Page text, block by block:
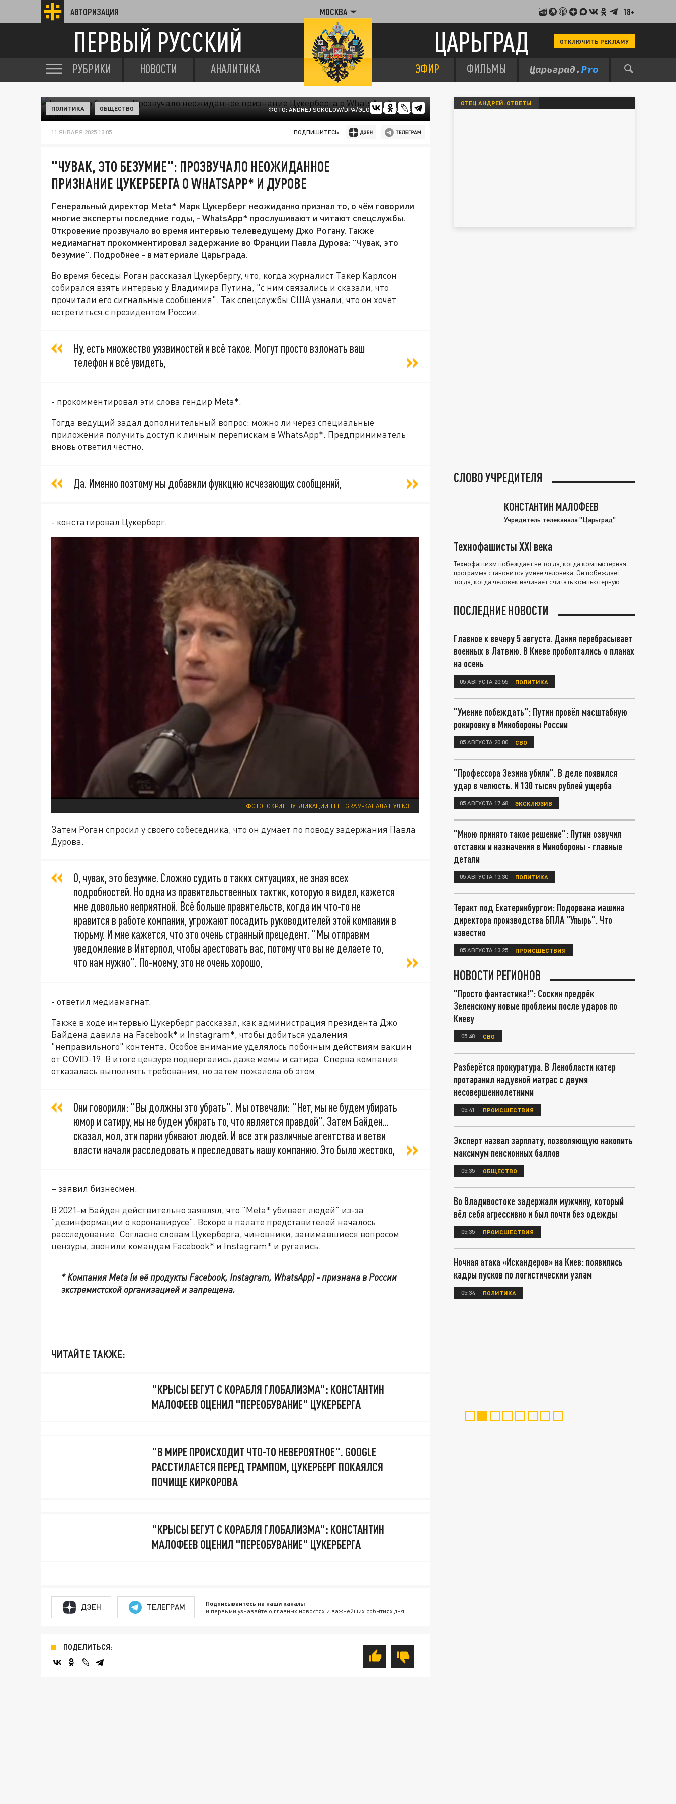
АВТОРИЗАЦИЯ МОСКВА 18+
ПЕРВЫЙ РУССКИЙ ЦАРЬГРАД ОТКЛЮЧИТЬ РЕКЛАМУ
РУБРИКИ НОВОСТИ АНАЛИТИКА ЭФИР ФИЛЬМЫ
ФОТО: ANDREJ SOKOLOW/DPA/GLOBAL LOOK PRESS
ПОЛИТИКА ОБЩЕСТВО
11 ЯНВАРЯ 2025 13:05 ПОДПИШИТЕСЬ:
"ЧУВАК, ЭТО БЕЗУМИЕ": ПРОЗВУЧАЛО НЕОЖИДАННОЕ
ПРИЗНАНИЕ ЦУКЕРБЕРГА О WHATSAPP* И ДУРОВЕ
Генеральный директор Meta* Марк Цукерберг неожиданно признал то, о чём говорили
многие эксперты последние годы, - WhatsApp* прослушивают и читают спецслужбы.
Откровение прозвучало во время интервью телеведущему Джо Рогану. Также
медиамагнат прокомментировал задержание во Франции Павла Дурова: "Чувак, это
безумие". Подробнее - в материале Царьграда.
Во время беседы Роган рассказал Цукербергу, что, когда журналист Такер Карлсон
собирался взять интервью у Владимира Путина, "с ним связались и сказали, что
прочитали его сигнальные сообщения". Так спецслужбы США узнали, что он хочет
встретиться с президентом России.
Ну, есть множество уязвимостей и всё такое. Могут просто взломать ваш
телефон и всё увидеть,
- прокомментировал эти слова гендир Meta*.
Тогда ведущий задал дополнительный вопрос: можно ли через специальные
приложения получить доступ к личным перепискам в WhatsApp*. Предприниматель
вновь ответил честно.
Да. Именно поэтому мы добавили функцию исчезающих сообщений,
- констатировал Цукерберг.
ФОТО: СКРИН ПУБЛИКАЦИИ TELEGRAM-КАНАЛА ПУЛ N3
Затем Роган спросил у своего собеседника, что он думает по поводу задержания Павла
Дурова.
О, чувак, это безумие. Сложно судить о таких ситуациях, не зная всех
подробностей. Но одна из правительственных тактик, которую я видел, кажется
мне довольно неприятной. Всё больше правительств, когда им что-то не
нравится в работе компании, угрожают посадить руководителей этой компании в
тюрьму. И мне кажется, что это очень странный прецедент. "Мы отправим
уведомление в Интерпол, чтобы арестовать вас, потому что вы не делаете то,
что нам нужно". По-моему, это не очень хорошо,
- ответил медиамагнат.
Также в ходе интервью Цукерберг рассказал, как администрация президента Джо
Байдена давила на Facebook* и Instagram*, чтобы добиться удаления
"неправильного" контента. Особое внимание уделялось побочным действиям вакцин
от COVID-19. В итоге цензуре подвергались даже мемы и сатира. Сперва компания
отказалась выполнять требования, но затем пожалела об этом.
Они говорили: "Вы должны это убрать". Мы отвечали: "Нет, мы не будем убирать
юмор и сатиру, мы не будем убирать то, что является правдой". Затем Байден...
сказал, мол, эти парни убивают людей. И все эти различные агентства и ветви
власти начали расследовать и преследовать нашу компанию. Это было жестоко,
– заявил бизнесмен.
В 2021-м Байден действительно заявлял, что "Meta* убивает людей" из-за
"дезинформации о коронавирусе". Вскоре в палате представителей началось
расследование. Согласно словам Цукерберга, чиновники, занимавшиеся вопросом
цензуры, звонили командам Facebook* и Instagram* и ругались.
* Компания Meta (и её продукты Facebook, Instagram, WhatsApp) - признана в России
экстремистской организацией и запрещена.
ЧИТАЙТЕ ТАКЖЕ:
"КРЫСЫ БЕГУТ С КОРАБЛЯ ГЛОБАЛИЗМА": КОНСТАНТИН
МАЛОФЕЕВ ОЦЕНИЛ "ПЕРЕОБУВАНИЕ" ЦУКЕРБЕРГА
"В МИРЕ ПРОИСХОДИТ ЧТО-ТО НЕВЕРОЯТНОЕ". GOOGLE
РАССТИЛАЕТСЯ ПЕРЕД ТРАМПОМ, ЦУКЕРБЕРГ ПОКАЯЛСЯ
ПОЧИЩЕ КИРКОРОВА
"КРЫСЫ БЕГУТ С КОРАБЛЯ ГЛОБАЛИЗМА": КОНСТАНТИН
МАЛОФЕЕВ ОЦЕНИЛ "ПЕРЕОБУВАНИЕ" ЦУКЕРБЕРГА
ДЗЕН ТЕЛЕГРАМ Подписывайтесь на наши каналы
и первыми узнавайте о главных новостях и важнейших событиях дня.
ПОДЕЛИТЬСЯ:
ОТЕЦ АНДРЕЙ: ОТВЕТЫ
СЛОВО УЧРЕДИТЕЛЯ
КОНСТАНТИН МАЛОФЕЕВ
Учредитель телеканала "Царьград"
Технофашисты XXI века
Технофашизм побеждает не тогда, когда компьютерная
программа становится умнее человека. Он побеждает
тогда, когда человек начинает считать компьютерную
ПОСЛЕДНИЕ НОВОСТИ
Главное к вечеру 5 августа. Дания перебрасывает
военных в Латвию. В Киеве проболтались о планах
на осень
05 АВГУСТА 20:55 ПОЛИТИКА
"Умение побеждать": Путин провёл масштабную
рокировку в Минобороны России
05 АВГУСТА 20:00 СВО
"Профессора Зезина убили". В деле появился
удар в челюсть. И 130 тысяч рублей ущерба
05 АВГУСТА 17:48 ЭКСКЛЮЗИВ
"Мною принято такое решение": Путин озвучил
отставки и назначения в Минобороны - главные
детали
05 АВГУСТА 13:30 ПОЛИТИКА
Теракт под Екатеринбургом: Подорвана машина
директора производства БПЛА "Упырь". Что
известно
05 АВГУСТА 13:25 ПРОИСШЕСТВИЯ
НОВОСТИ РЕГИОНОВ
"Просто фантастика!": Соскин предрёк
Зеленскому новые проблемы после ударов по
Киеву
05:48 СВО
Разберётся прокуратура. В Ленобласти катер
протаранил надувной матрас с двумя
несовершеннолетними
05:41 ПРОИСШЕСТВИЯ
Эксперт назвал зарплату, позволяющую накопить
максимум пенсионных баллов
05:35 ОБЩЕСТВО
Во Владивостоке задержали мужчину, который
вёл себя агрессивно и был почти без одежды
05:35 ПРОИСШЕСТВИЯ
Ночная атака «Искандеров» на Киев: появились
кадры пусков по логистическим узлам
05:34 ПОЛИТИКА